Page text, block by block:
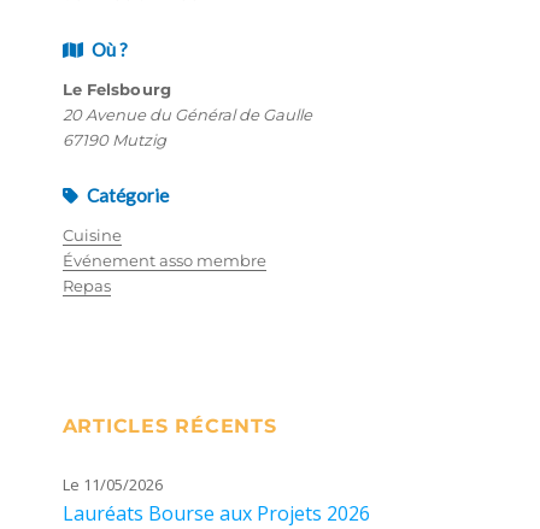
Où ?
Le Felsbourg
20 Avenue du Général de Gaulle
67190 Mutzig
Catégorie
Cuisine
Événement asso membre
Repas
ARTICLES RÉCENTS
Le 11/05/2026
Lauréats Bourse aux Projets 2026